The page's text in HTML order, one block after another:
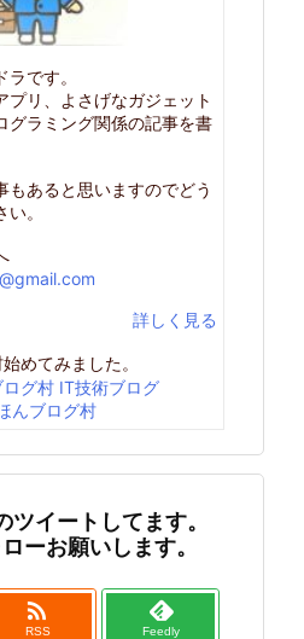
です。
プリ、よさげなガジェット
グラミング関係の記事を書
もあると思いますのでどう
。
詳しく見る
めてみました。
んブログ村
イートしてます。
ーお願いします。

RSS Feedly